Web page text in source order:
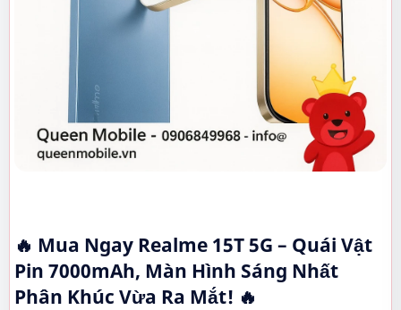
🔥 Mua Ngay Realme 15T 5G – Quái Vật
Pin 7000mAh, Màn Hình Sáng Nhất
Phân Khúc Vừa Ra Mắt! 🔥